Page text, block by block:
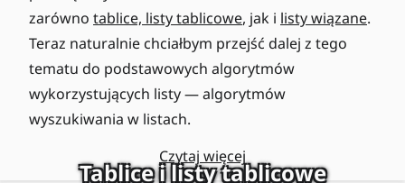
zarówno tablice, listy tablicowe, jak i listy wiązane.
Teraz naturalnie chciałbym przejść dalej z tego
tematu do podstawowych algorytmów
wykorzystujących listy — algorytmów
wyszukiwania w listach.
Czytaj więcej
Tablice i listy tablicowe